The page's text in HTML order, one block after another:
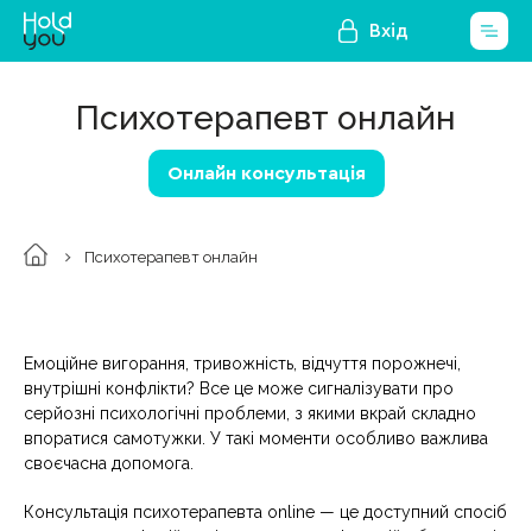
Вхід
Психотерапевт онлайн
Онлайн консультація
Психотерапевт онлайн
Емоційне вигорання, тривожність, відчуття порожнечі,
внутрішні конфлікти? Все це може сигналізувати про
серйозні психологічні проблеми, з якими вкрай складно
впоратися самотужки. У такі моменти особливо важлива
своєчасна допомога.
Консультація психотерапевта online — це доступний спосіб